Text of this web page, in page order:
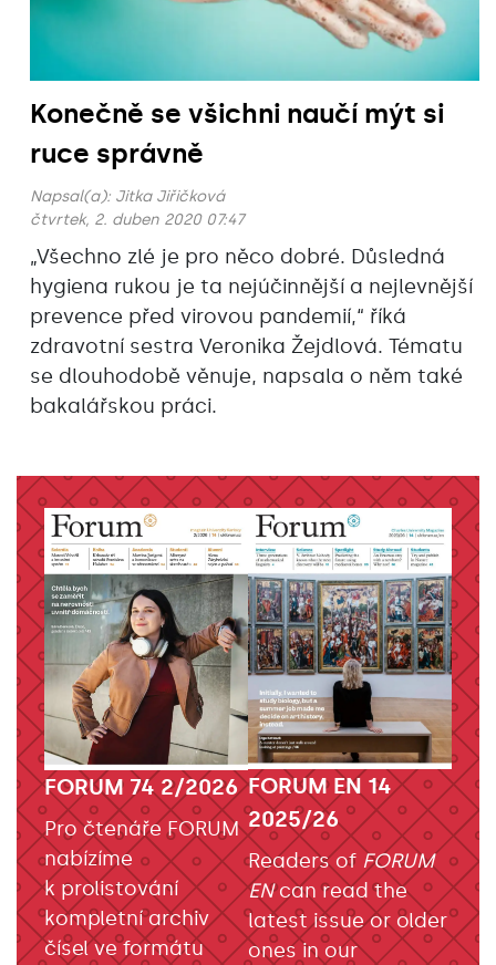
Konečně se všichni naučí mýt si
ruce správně
Napsal(a): Jitka Jiřičková
čtvrtek, 2. duben 2020 07:47
„Všechno zlé je pro něco dobré. Důsledná
hygiena rukou je ta nejúčinnější a nejlevnější
prevence před virovou pandemií,“ říká
zdravotní sestra Veronika Žejdlová. Tématu
se dlouhodobě věnuje, napsala o něm také
bakalářskou práci.
FORUM 74 2/2026
Pro čtenáře FORUM
nabízíme
k prolistování
kompletní archiv
čísel ve formátu
FORUM EN 14
2025/26
Readers of FORUM
ENcan read the
latest issue or older
ones in our